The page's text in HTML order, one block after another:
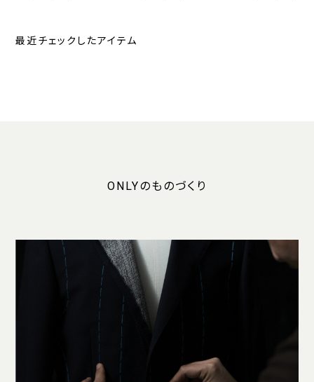
最近チェックしたアイテム
ONLYのものづくり